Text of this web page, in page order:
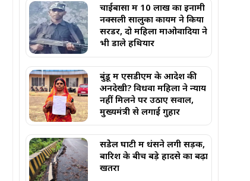
चाईबासा में 10 लाख का इनामी
नक्सली सालुका कायम ने किया
सरेंडर, दो महिला माओवादियों ने
भी डाले हथियार
बुंडू में एसडीएम के आदेश की
अनदेखी? विधवा महिला ने न्याय
नहीं मिलने पर उठाए सवाल,
मुख्यमंत्री से लगाई गुहार
सेंडेेल घाटी में धंसने लगी सड़क,
बारिश के बीच बड़े हादसे का बढ़ा
खतरा